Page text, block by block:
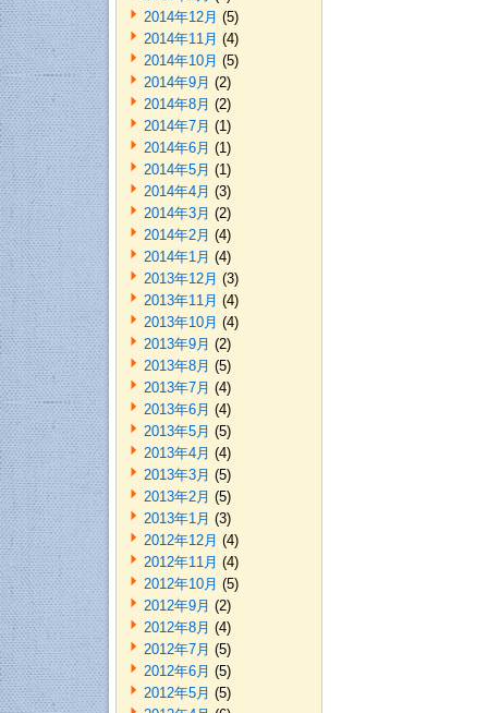
2014年12月 (5)
2014年11月 (4)
2014年10月 (5)
2014年9月 (2)
2014年8月 (2)
2014年7月 (1)
2014年6月 (1)
2014年5月 (1)
2014年4月 (3)
2014年3月 (2)
2014年2月 (4)
2014年1月 (4)
2013年12月 (3)
2013年11月 (4)
2013年10月 (4)
2013年9月 (2)
2013年8月 (5)
2013年7月 (4)
2013年6月 (4)
2013年5月 (5)
2013年4月 (4)
2013年3月 (5)
2013年2月 (5)
2013年1月 (3)
2012年12月 (4)
2012年11月 (4)
2012年10月 (5)
2012年9月 (2)
2012年8月 (4)
2012年7月 (5)
2012年6月 (5)
2012年5月 (5)